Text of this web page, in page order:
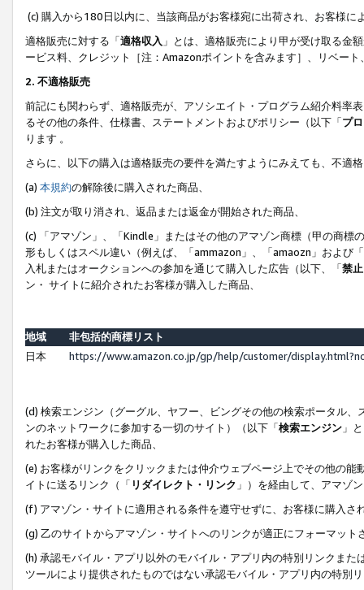
(c) 購入から180日以内に、当該商品がお客様宛に出荷され、お客様
適格販売に対する「適格収入 」とは、適格販売により甲が受け取る金
ービス料、クレジット［注：Amazonポイントを含みます］、リベー
2. 不適格販売
前記にも関わらず、適格販売が、アソシエイト・プログラム紹介料率
るその他の条件、仕様書、ステートメントおよびポリシー（以下「プ
ります 。
さらに、以下の購入は適格販売の要件を満たすようにみえても、不適
(a) 本規約の解除後に購入された商品、
(b) 注文が取り消され、返品または返金が開始された商品、
(c) 「アマゾン」、「Kindle」またはその他のアマゾン商標（甲の商
形もしくはスペル違い（例えば、「ammazon」、「amaozn」および
入札またはオークションへの参加を通じて購入した広告（以下、「禁
ン・ サイトに紹介されたお客様が購入した商品、
地域
非包括的商標リスト
日本
https://www.amazon.co.jp/gp/help/customer/
(d) 検索エンジン（グーグル、ヤフー、ビングその他の検索ポータル
ンのネットワークに参加する一切のサイト）（以下「検索エンジン 」
れたお客様が購入した商品、
(e) お客様がリンクをクリックまたは仲介ウェブページ上でその他の
イトに送るリンク（「 リダイレクト・リンク 」）を経由して、アマゾ
(f) アマゾン・サイトに適用される条件を遵守せずに、お客様に購入さ
(g) 乙のサイトからアマゾン・サイトへのリンクが適正にフォーマッ
(h) 承認モバイル・アプリ以外のモバイル・アプリ内の特別リンクま
ツールにより提供されたものではない承認モバイル・アプリ内の特別